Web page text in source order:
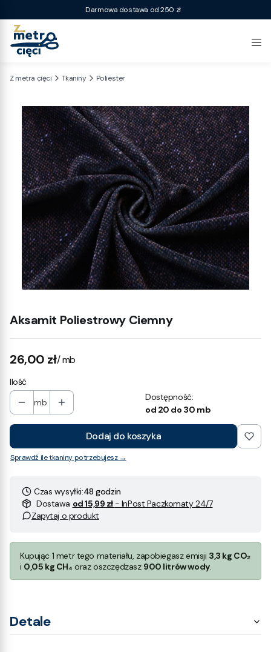
Darmowa dostawa od 250 zł
Z metra cięci Tkaniny Poliester
Aksamit Poliestrowy Ciemny
Cena
26,00 zł/ mb
Ilość
mb
Dostępność:
od 20 do 30 mb
Dodaj do koszyka
Sprawdź ile tkaniny potrzebujesz →
Czas wysyłki:48 godzin
Dostawa od 15,99 zł - InPost Paczkomaty 24/7
Zapytaj o produkt
Kupując 1 metr tego materiału, zapobiegasz emisji 3,3 kg CO₂
i 0,05 kg CH₄ oraz oszczędzasz 900 litrów wody.
Detale